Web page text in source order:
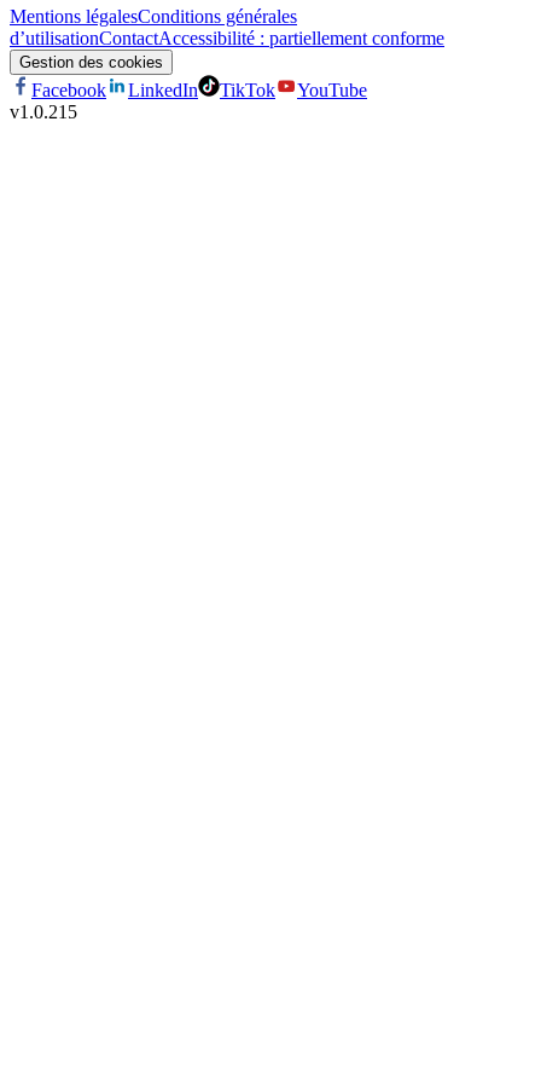
Mentions légalesConditions générales
d’utilisationContactAccessibilité : partiellement conforme
Gestion des cookies
Facebook LinkedIn TikTok
YouTube
v1.0.215